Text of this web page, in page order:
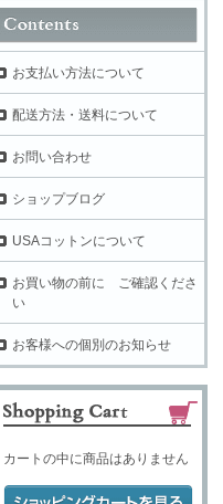
お支払い方法について
配送方法・送料について
お問い合わせ
ショップブログ
USAコットンについて
お買い物の前に ご確認くださ
い
お客様への個別のお知らせ
カートの中に商品はありません